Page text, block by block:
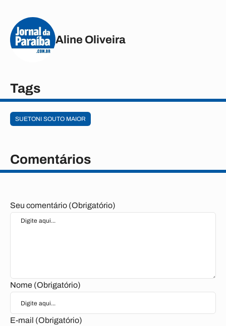
Aline Oliveira
Tags
SUETONI SOUTO MAIOR
Comentários
Seu comentário (Obrigatório)
Nome (Obrigatório)
E-mail (Obrigatório)